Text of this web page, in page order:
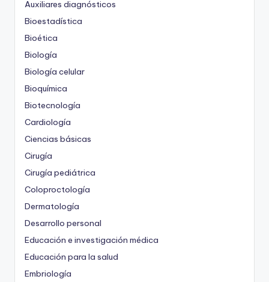
Auxiliares diagnósticos
Bioestadística
Bioética
Biología
Biología celular
Bioquímica
Biotecnología
Cardiología
Ciencias básicas
Cirugía
Cirugía pediátrica
Coloproctología
Dermatología
Desarrollo personal
Educación e investigación médica
Educación para la salud
Embriología